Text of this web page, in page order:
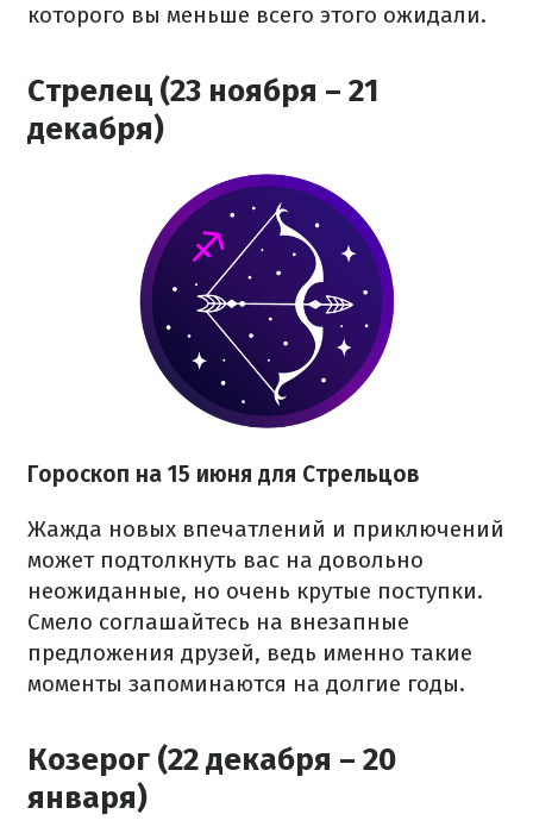
которого вы меньше всего этого ожидали.
Стрелец (23 ноября – 21
декабря)
Гороскоп на 15 июня для Стрельцов
Жажда новых впечатлений и приключений
может подтолкнуть вас на довольно
неожиданные, но очень крутые поступки.
Смело соглашайтесь на внезапные
предложения друзей, ведь именно такие
моменты запоминаются на долгие годы.
Козерог (22 декабря – 20
января)